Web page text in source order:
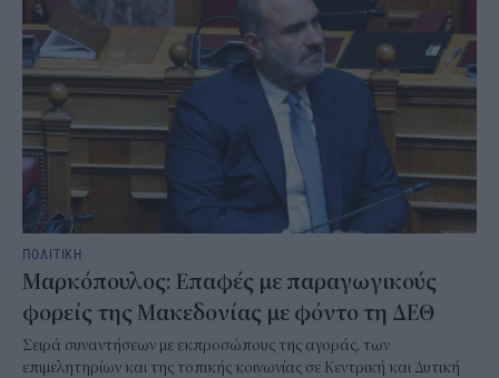
ΠΟΛΙΤΙΚΗ
Μαρκόπουλος: Επαφές με παραγωγικούς
φορείς της Μακεδονίας με φόντο τη ΔΕΘ
Σειρά συναντήσεων με εκπροσώπους της αγοράς, των
επιμελητηρίων και της τοπικής κοινωνίας σε Κεντρική και Δυτική